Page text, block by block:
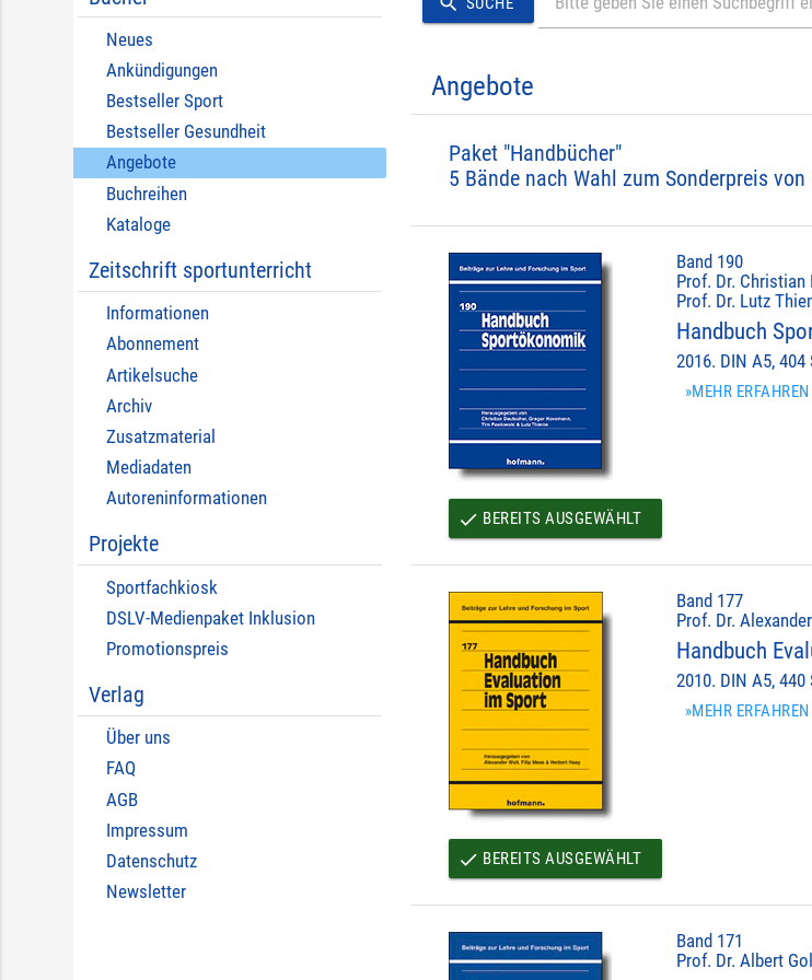
Neues
Ankündigungen
Bestseller Sport
Bestseller Gesundheit
Angebote
Buchreihen
Kataloge
Zeitschrift sportunterricht
Informationen
Abonnement
Artikelsuche
Archiv
Zusatzmaterial
Mediadaten
Autoreninformationen
Projekte
Sportfachkiosk
DSLV-Medienpaket Inklusion
Promotionspreis
Verlag
Über uns
FAQ
AGB
Impressum
Datenschutz
Newsletter
Angebote
Paket "Handbücher"
5 Bände nach Wahl zum Sonderpreis von
Band 190
Prof. Dr.
Prof. Dr. Lutz
Handbuch
2016. DIN A5, 404
»MEHR
done BEREITS AUSGEWÄHLT
Band 177
Prof. Dr.
Handbuch
2010. DIN A5, 440
»MEHR
done BEREITS AUSGEWÄHLT
Band 171
Prof. Dr. Albert